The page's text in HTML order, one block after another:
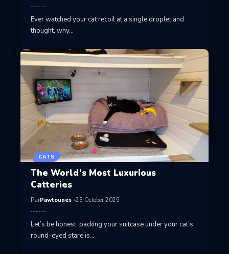
Ever watched your cat recoil at a single droplet and
thought, why…
CATS
The World’s Most Luxurious
Catteries
ParPawtounes 23 October 2025
Let’s be honest: packing your suitcase under your cat’s
round-eyed stare is…